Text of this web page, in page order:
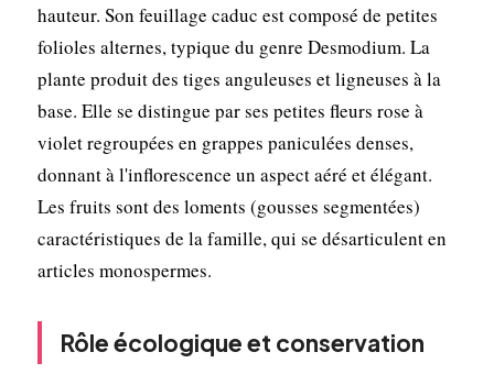
hauteur. Son feuillage caduc est composé de petites
folioles alternes, typique du genre Desmodium. La
plante produit des tiges anguleuses et ligneuses à la
base. Elle se distingue par ses petites fleurs rose à
violet regroupées en grappes paniculées denses,
donnant à l'inflorescence un aspect aéré et élégant.
Les fruits sont des loments (gousses segmentées)
caractéristiques de la famille, qui se désarticulent en
articles monospermes.
Rôle écologique et conservation